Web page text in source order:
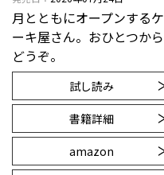
月とともにオープンするケ
ーキ屋さん。おひとつから
どうぞ。
試し読み
書籍詳細
amazon